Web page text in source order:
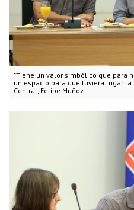
"Tiene un valor simbólico que para
un espacio para que tuviera lugar
Central, Felipe Muñoz.